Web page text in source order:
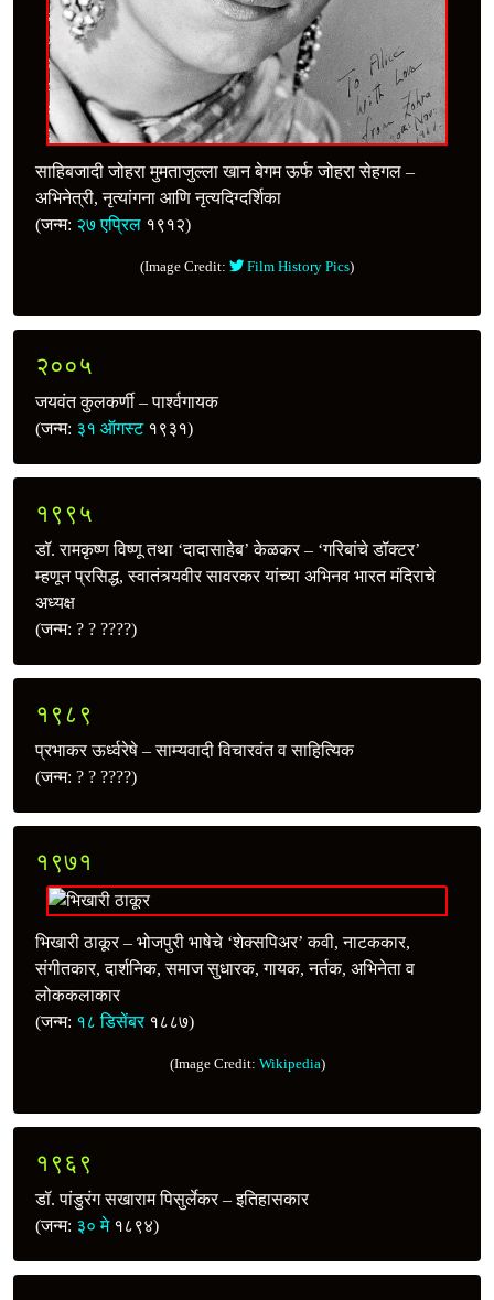
साहिबजादी जोहरा मुमताजुल्ला खान बेगम ऊर्फ जोहरा सेहगल –
अभिनेत्री, नृत्यांगना आणि नृत्यदिग्दर्शिका
(जन्म: २७ एप्रिल १९१२)
(Image Credit: Film History Pics)
२००५
जयवंत कुलकर्णी – पार्श्वगायक
(जन्म: ३१ ऑगस्ट१९३१)
१९९५
डॉ. रामकृष्ण विष्णू तथा ‘दादासाहेब’ केळकर – ‘गरिबांचे डॉक्टर’
म्हणून प्रसिद्ध, स्वातंत्र्यवीर सावरकर यांच्या अभिनव भारत मंदिराचे
अध्यक्ष
(जन्म: ? ? ????)
१९८९
प्रभाकर ऊर्ध्वरेषे – साम्यवादी विचारवंत व साहित्यिक
(जन्म: ? ? ????)
१९७१
भिखारी ठाकूर – भोजपुरी भाषेचे ‘शेक्सपिअर’ कवी, नाटककार,
संगीतकार, दार्शनिक, समाज सुधारक, गायक, नर्तक, अभिनेता व
लोककलाकार
(जन्म: १८ डिसेंबर१८८७)
(Image Credit: Wikipedia)
१९६९
डॉ. पांडुरंग सखाराम पिसुर्लेकर – इतिहासकार
(जन्म: ३० मे१८९४)